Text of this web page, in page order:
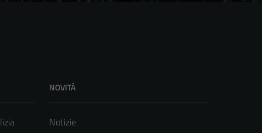
NOVITÀ
Notizie